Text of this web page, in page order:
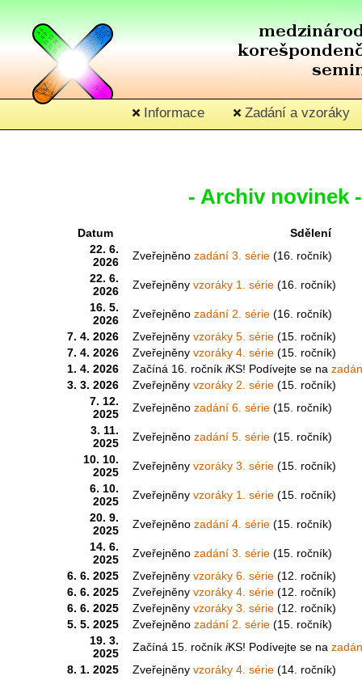
Informace Zadání a vzoráky
- Archiv novinek -
Datum
Sdělení
22. 6.
2026
Zveřejněno zadání 3. série (16. ročník)
22. 6.
2026
Zveřejněny vzoráky 1. série (16. ročník)
16. 5.
2026
Zveřejněno zadání 2. série (16. ročník)
7. 4. 2026
Zveřejněny vzoráky 5. série (15. ročník)
7. 4. 2026
Zveřejněny vzoráky 4. série (15. ročník)
1. 4. 2026
Začíná 16. ročník iKS! Podívejte se na
3. 3. 2026
Zveřejněny vzoráky 2. série (15. ročník)
7. 12.
2025
Zveřejněno zadání 6. série (15. ročník)
3. 11.
2025
Zveřejněno zadání 5. série (15. ročník)
10. 10.
2025
Zveřejněny vzoráky 3. série (15. ročník)
6. 10.
2025
Zveřejněny vzoráky 1. série (15. ročník)
20. 9.
2025
Zveřejněno zadání 4. série (15. ročník)
14. 6.
2025
Zveřejněno zadání 3. série (15. ročník)
6. 6. 2025
Zveřejněny vzoráky 6. série (12. ročník)
6. 6. 2025
Zveřejněny vzoráky 4. série (12. ročník)
6. 6. 2025
Zveřejněny vzoráky 3. série (12. ročník)
5. 5. 2025
Zveřejněno zadání 2. série (15. ročník)
19. 3.
2025
Začíná 15. ročník iKS! Podívejte se na
8. 1. 2025
Zveřejněny vzoráky 4. série (14. ročník)